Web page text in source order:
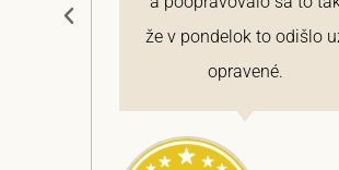
že v pondelok to odišlo
opravené.